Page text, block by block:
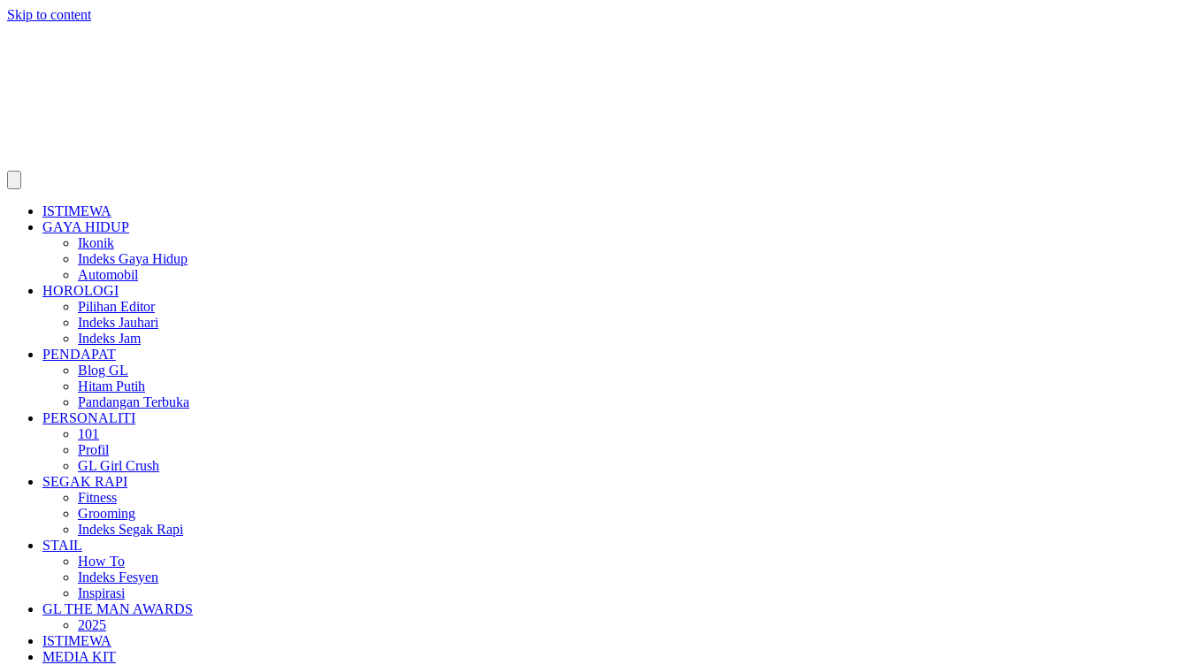
Skip to content
ISTIMEWA
GAYA HIDUP
Ikonik
Indeks Gaya Hidup
Automobil
HOROLOGI
Pilihan Editor
Indeks Jauhari
Indeks Jam
PENDAPAT
Blog GL
Hitam Putih
Pandangan Terbuka
PERSONALITI
101
Profil
GL Girl Crush
SEGAK RAPI
Fitness
Grooming
Indeks Segak Rapi
STAIL
How To
Indeks Fesyen
Inspirasi
GL THE MAN AWARDS
2025
ISTIMEWA
MEDIA KIT